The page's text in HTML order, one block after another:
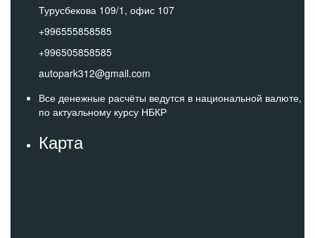
Турусбекова 109/1, офис 107
+996555858585
+996505858585
autopark312@gmail.com
Все денежные расчёты ведутся в национальной валюте,
по актуальному курсу НБКР
Карта